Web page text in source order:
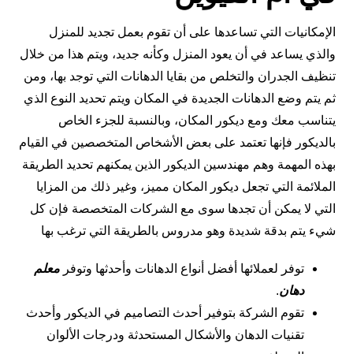
الإمكانيات التي تساعدها على أن تقوم بعمل تجديد للمنزل
والذي يساعد في أن يعود المنزل وكأنه جديد، ويتم هذا من خلال
تنظيف الجدران والتخلص من بقايا الدهانات التي توجد بها، ومن
ثم يتم وضع الدهانات الجديدة في المكان ويتم تحديد النوع الذي
يتناسب معك ومع ديكور المكان، وبالنسبة للجزء الخاص
بالديكور فإنها تعتمد على بعض الأشخاص المتخصصين في القيام
بهذه المهمة وهم مهندسين الديكور الذين يمكنهم تحديد الطريقة
الملائمة التي تجعل ديكور المكان مميز، وغير ذلك من المزايا
التي لا يمكن أن تجدها سوى مع الشركات المتخصصة فإن كل
شيء يتم بدقة شديدة وهو مدروس بالطريقة التي ترغب بها
توفر لعملائها أفضل أنواع الدهانات وأحدثها وتوفرمعلم
دهان.
تقوم الشركة بتوفير أحدث التصاميم في الديكور وأحدث
تقنيات الدهان والأشكال المستحدثة ودرجات الألوان